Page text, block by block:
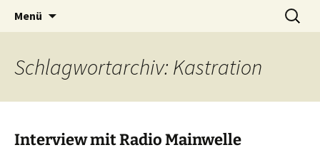
Tierhilfe
Weidenberg und Umgebung e.V.
Menü
Suchen
nach:
Schlagwortarchiv: Kastration
Interview mit Radio Mainwelle